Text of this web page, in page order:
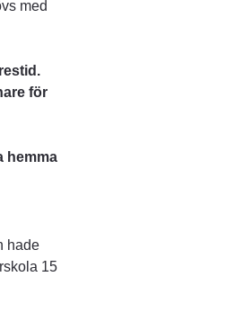
med
för
hemma
hade
15